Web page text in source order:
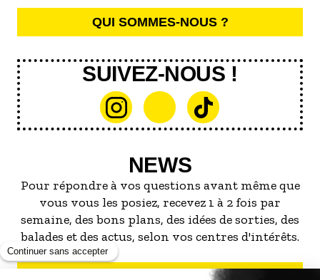
QUI SOMMES-NOUS ?
SUIVEZ-NOUS !
NEWS
Pour répondre à vos questions avant même que
vous vous les posiez, recevez 1 à 2 fois par
semaine, des bons plans, des idées de sorties, des
balades et des actus, selon vos centres d'intérêts.
S'INSCRIRE À LA NEWSLETTER